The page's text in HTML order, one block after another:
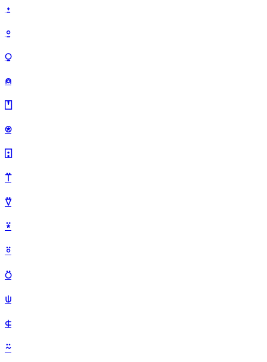
⍚
⍛
⍜
⍝
⍞
⍟
⍠
⍡
⍢
⍣
⍤
⍥
⍦
⍧
⍨